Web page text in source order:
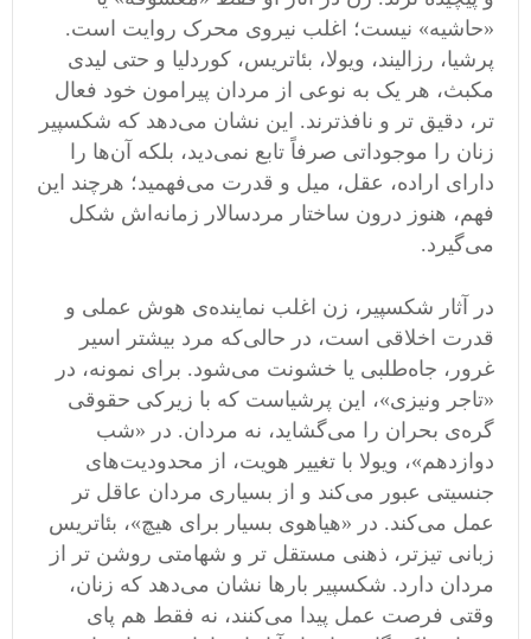
«حاشیه» نیست؛ اغلب نیروی محرک روایت است.
پرشیا، رزالیند، ویولا، بئاتریس، کوردلیا و حتی لیدی
مکبث، هر یک به ‌نوعی از مردان پیرامون خود فعال
تر، دقیق ‌تر و نافذترند. این نشان می‌دهد که شکسپیر
زنان را موجوداتی صرفاً تابع نمی‌دید، بلکه آن‌ها را
دارای اراده، عقل، میل و قدرت می‌فهمید؛ هرچند این
فهم، هنوز درون ساختار مردسالار زمانه‌اش شکل
می‌گیرد.
در آثار شکسپیر، زن اغلب نماینده‌ی هوش عملی و
قدرت اخلاقی است، در حالی‌که مرد بیشتر اسیر
غرور، جاه‌طلبی یا خشونت می‌شود. برای نمونه، در
«تاجر ونیزی»، این پرشیاست که با زیرکی حقوقی
گره‌ی بحران را می‌گشاید، نه مردان. در «شب
دوازدهم»، ویولا با تغییر هویت، از محدودیت‌های
جنسیتی عبور می‌کند و از بسیاری مردان عاقل ‌تر
عمل می‌کند. در «هیاهوی بسیار برای هیچ»، بئاتریس
زبانی تیزتر، ذهنی مستقل ‌تر و شهامتی روشن ‌تر از
مردان دارد. شکسپیر بارها نشان می‌دهد که زنان،
وقتی فرصت عمل پیدا می‌کنند، نه ‌فقط هم‌ پای